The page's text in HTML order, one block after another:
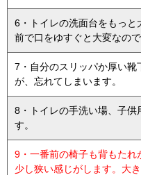
6・トイレの洗面台をもっ
前で口をゆすぐと大変なので
7・自分のスリッパか厚い
が、忘れてしまいます。
8・トイレの手洗い場、子供
す。
9・一番前の椅子も背もた
少し狭い感じがします。大